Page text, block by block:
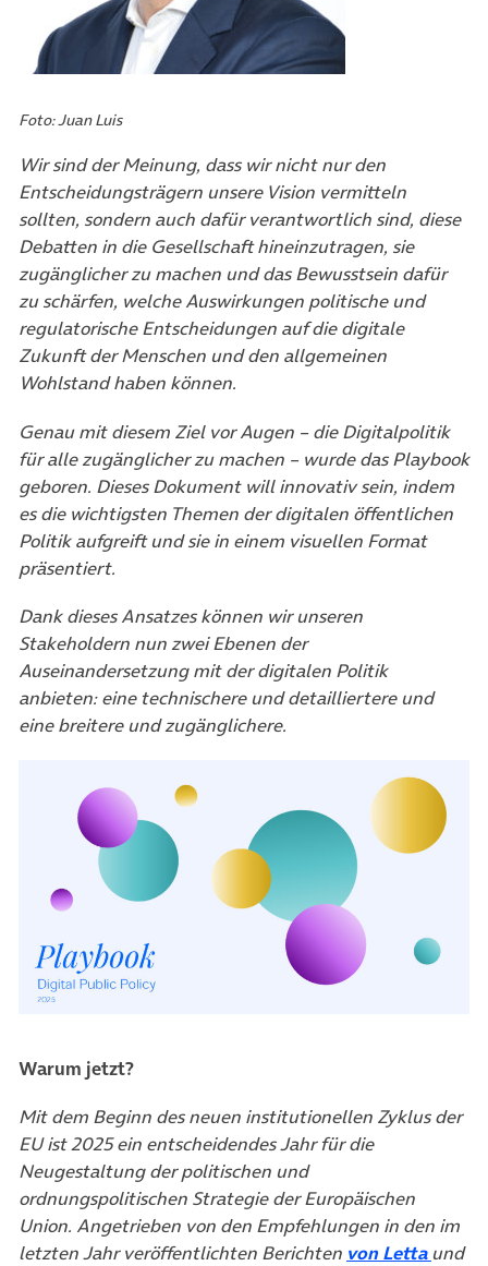
Foto: Juan Luis
Wir sind der Meinung, dass wir nicht nur den
Entscheidungsträgern unsere Vision vermitteln
sollten, sondern auch dafür verantwortlich sind, diese
Debatten in die Gesellschaft hineinzutragen, sie
zugänglicher zu machen und das Bewusstsein dafür
zu schärfen, welche Auswirkungen politische und
regulatorische Entscheidungen auf die digitale
Zukunft der Menschen und den allgemeinen
Wohlstand haben können.
Genau mit diesem Ziel vor Augen – die Digitalpolitik
für alle zugänglicher zu machen – wurde das Playbook
geboren. Dieses Dokument will innovativ sein, indem
es die wichtigsten Themen der digitalen öffentlichen
Politik aufgreift und sie in einem visuellen Format
präsentiert.
Dank dieses Ansatzes können wir unseren
Stakeholdern nun zwei Ebenen der
Auseinandersetzung mit der digitalen Politik
anbieten: eine technischere und detailliertere und
eine breitere und zugänglichere.
Warum jetzt?
Mit dem Beginn des neuen institutionellen Zyklus der
EU ist 2025 ein entscheidendes Jahr für die
Neugestaltung der politischen und
ordnungspolitischen Strategie der Europäischen
Union. Angetrieben von den Empfehlungen in den im
letzten Jahr veröffentlichten Berichten von Letta und